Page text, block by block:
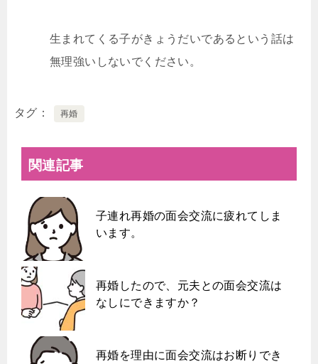
生まれてくる子がきょうだいであるという話は
無理強いしないでください。
タグ 再婚
関連記事
子連れ再婚の面会交流に疲れてしま
います。
再婚したので、元夫との面会交流は
なしにできますか？
再婚を理由に面会交流はお断りでき